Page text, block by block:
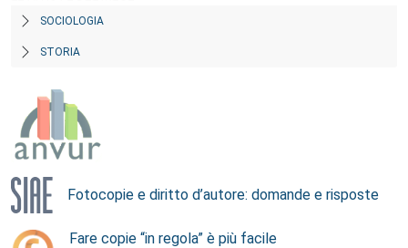
SOCIOLOGIA
STORIA
Fotocopie e diritto d’autore: domande e risposte
Fare copie “in regola” è più facile